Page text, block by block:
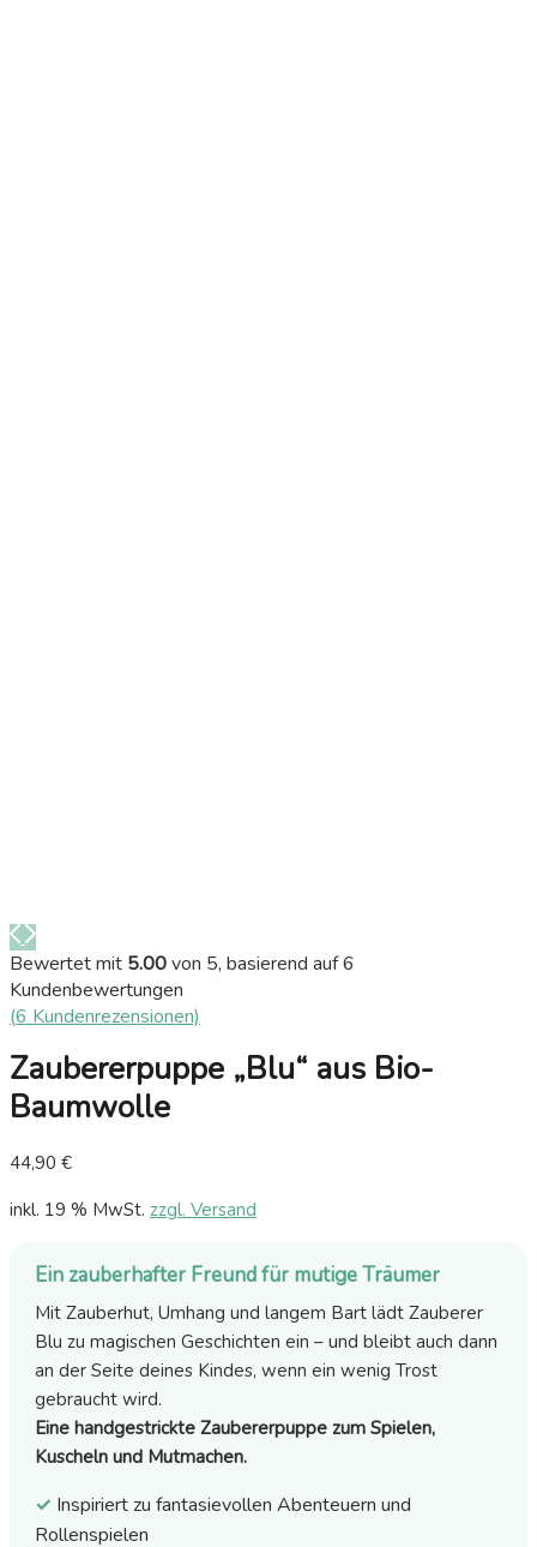
Bewertet mit 5.00von 5, basierend auf6
Kundenbewertungen
(6 Kundenrezensionen)
Zaubererpuppe „Blu“ aus Bio-
Baumwolle
44,90 €
inkl. 19 % MwSt. zzgl. Versand
Ein zauberhafter Freund für mutige Träumer
Mit Zauberhut, Umhang und langem Bart lädt Zauberer
Blu zu magischen Geschichten ein – und bleibt auch dann
an der Seite deines Kindes, wenn ein wenig Trost
gebraucht wird.
Eine handgestrickte Zaubererpuppe zum Spielen,
Kuscheln und Mutmachen.
✓ Inspiriert zu fantasievollen Abenteuern und
Rollenspielen